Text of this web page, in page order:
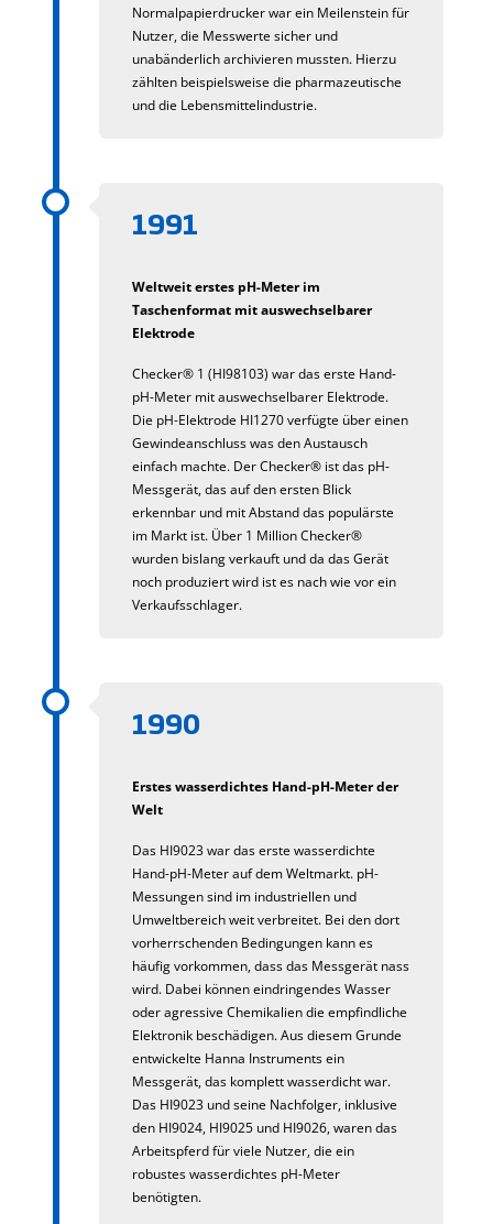
Normalpapierdrucker war ein Meilenstein für
Nutzer, die Messwerte sicher und
unabänderlich archivieren mussten. Hierzu
zählten beispielsweise die pharmazeutische
und die Lebensmittelindustrie.
1991
Weltweit erstes pH-Meter im
Taschenformat mit auswechselbarer
Elektrode
Checker® 1 (HI98103) war das erste Hand-
pH-Meter mit auswechselbarer Elektrode.
Die pH-Elektrode HI1270 verfügte über einen
Gewindeanschluss was den Austausch
einfach machte. Der Checker® ist das pH-
Messgerät, das auf den ersten Blick
erkennbar und mit Abstand das populärste
im Markt ist. Über 1 Million Checker®
wurden bislang verkauft und da das Gerät
noch produziert wird ist es nach wie vor ein
Verkaufsschlager.
1990
Erstes wasserdichtes Hand-pH-Meter der
Welt
Das HI9023 war das erste wasserdichte
Hand-pH-Meter auf dem Weltmarkt. pH-
Messungen sind im industriellen und
Umweltbereich weit verbreitet. Bei den dort
vorherrschenden Bedingungen kann es
häufig vorkommen, dass das Messgerät nass
wird. Dabei können eindringendes Wasser
oder agressive Chemikalien die empfindliche
Elektronik beschädigen. Aus diesem Grunde
entwickelte Hanna Instruments ein
Messgerät, das komplett wasserdicht war.
Das HI9023 und seine Nachfolger, inklusive
den HI9024, HI9025 und HI9026, waren das
Arbeitspferd für viele Nutzer, die ein
robustes wasserdichtes pH-Meter
benötigten.